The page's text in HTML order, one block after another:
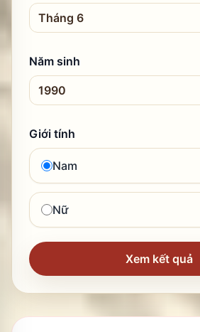
Năm sinh
Giới tính
Nam
Nữ
Xem kết quả